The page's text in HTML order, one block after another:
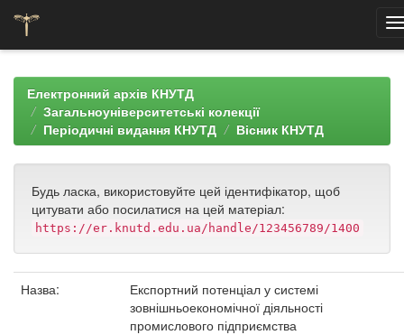
navigationЕлектронний архів КНУТД
Загальноуніверситетські колекції
Періодичні видання КНУТД
Вісник КНУТД
Будь ласка, використовуйте цей ідентифікатор, щоб
цитувати або посилатися на цей матеріал:
https://er.knutd.edu.ua/handle/123456789/1400
Назва:
Експортний потенціал у системі
зовнішньоекономічної діяльності
промислового підприємства